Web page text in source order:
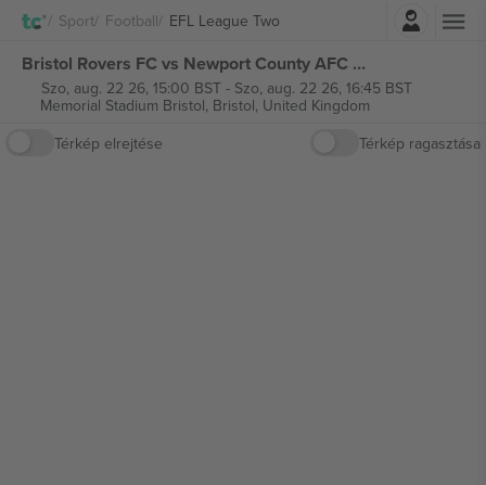
Sport Football EFL League TwoBelépés
Bristol Rovers FC vs Newport County AFC EFL League Two jegyek
Szo, aug. 22 26, 15:00 BST- Szo, aug. 22 26, 16:45 BST
Memorial Stadium Bristol, Bristol, United Kingdom
Térkép elrejtése
Térkép ragasztása